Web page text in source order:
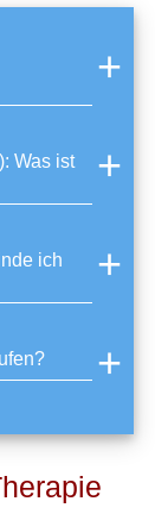
Was ist
ich